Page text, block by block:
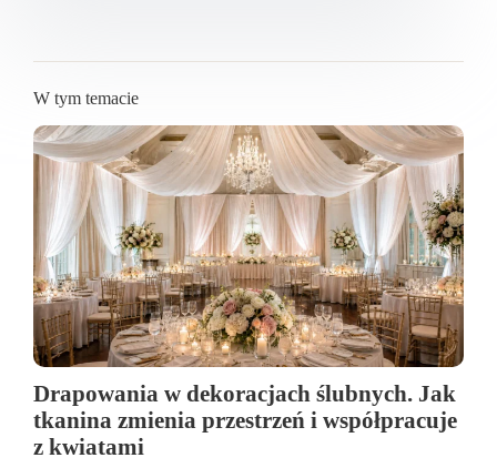
W tym temacie
Drapowania w dekoracjach ślubnych. Jak
tkanina zmienia przestrzeń i współpracuje
z kwiatami